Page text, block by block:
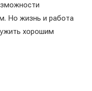
Но жизнь и работа
хорошим